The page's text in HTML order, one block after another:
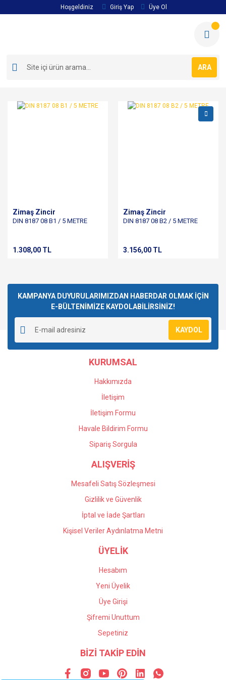
Hoşgeldiniz Giriş Yap Üye Ol
ARA
Zimaş Zincir
DIN 8187 08 B1 / 5 METRE
1.308,00 TL
Zimaş Zincir
DIN 8187 08 B2 / 5 METRE
3.156,00 TL
KAMPANYA DUYURULARIMIZDAN HABERDAR OLMAK İÇİN
E-BÜLTENİMİZE KAYDOLABİLİRSİNİZ!
KAYDOL
KURUMSAL
Hakkımızda
İletişim
İletişim Formu
Havale Bildirim Formu
Sipariş Sorgula
ALIŞVERİŞ
Mesafeli Satış Sözleşmesi
Gizlilik ve Güvenlik
İptal ve İade Şartları
Kişisel Veriler Aydınlatma Metni
ÜYELİK
Hesabım
Yeni Üyelik
Üye Girişi
Şifremi Unuttum
Sepetiniz
BİZİ TAKİP EDİN